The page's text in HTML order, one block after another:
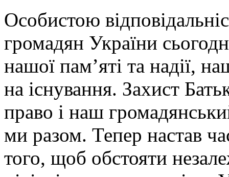
Особистою
громадян України
нашої пам’яті та надії,
на існування. Захист
право і наш
ми разом. Тепер настав
того, щоб обстояти